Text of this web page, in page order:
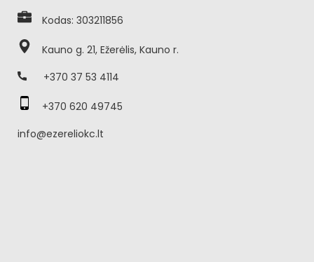
Kodas: 303211856
Kauno g. 21, Ežerėlis, Kauno r.
+370 37 53 4114
+370 620 49745
info@ezereliokc.lt